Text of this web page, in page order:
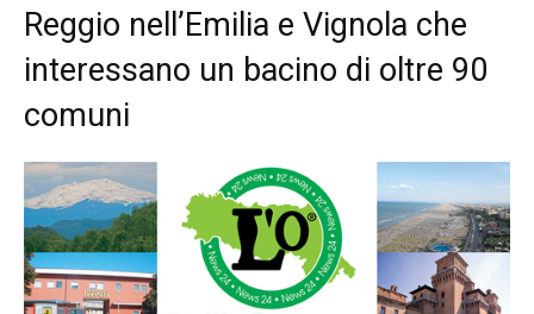
Reggio nell’Emilia e Vignola che
interessano un bacino di oltre 90
comuni